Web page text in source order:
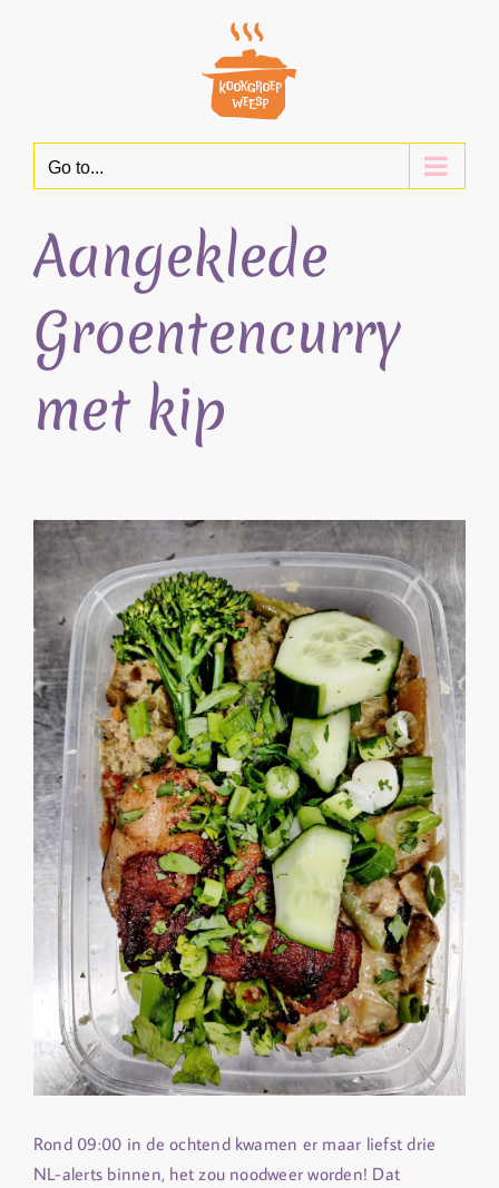
Go to...
Aangeklede
Groentencurry
met kip
Rond 09:00 in de ochtend kwamen er maar liefst drie
NL-alerts binnen, het zou noodweer worden! Dat